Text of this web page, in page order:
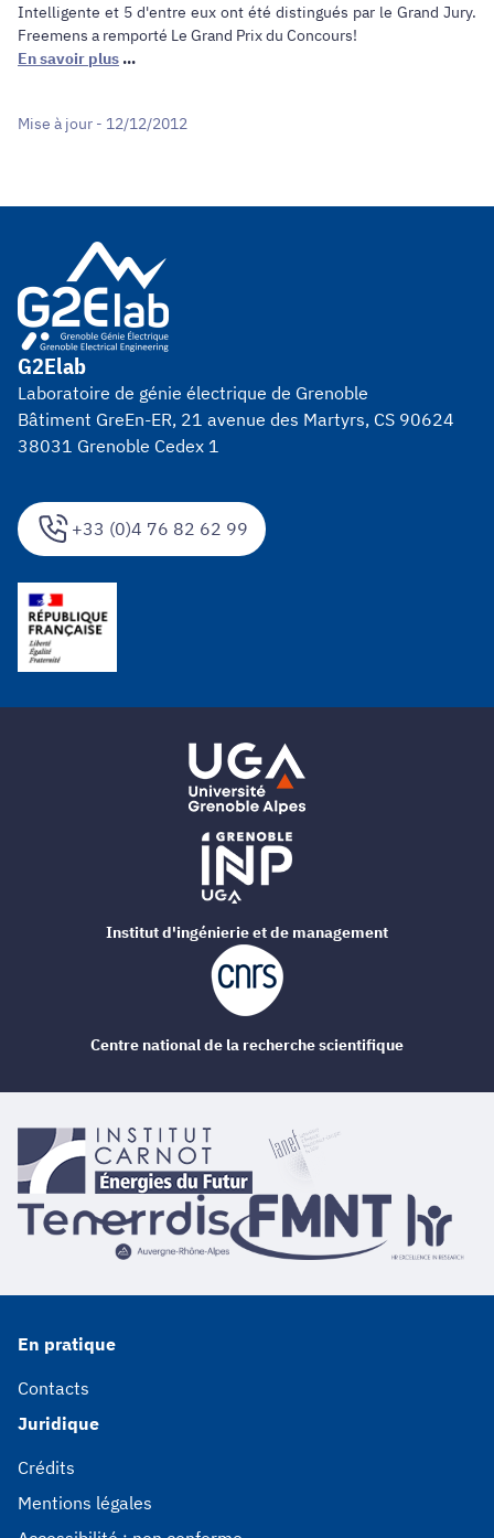
Intelligente et 5 d'entre eux ont été distingués par le Grand Jury.
Freemens a remporté Le Grand Prix du Concours!
En savoir plus ...
Mise à jour - 12/12/2012
+33 (0)4 76 82 62 99
G2Elab
Laboratoire de génie électrique de Grenoble
Bâtiment GreEn-ER, 21 avenue des Martyrs, CS 90624
38031 Grenoble Cedex 1
En pratique
Contacts
Juridique
Crédits
Mentions légales
Institut d'ingénierie et de management
Centre national de la recherche scientifique